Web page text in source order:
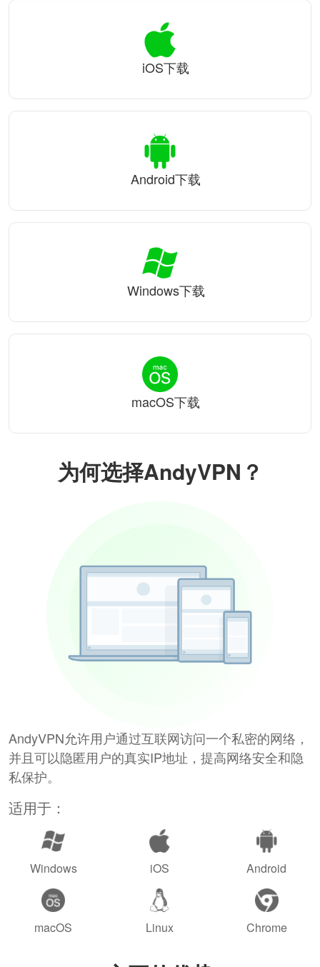
为何选择AndyVPN？
AndyVPN允许用户通过互联网访问一个私密的网络，
并且可以隐匿用户的真实IP地址，提高网络安全和隐
私保护。
适用于：
Windows iOS Android
macOS Linux Chrome
iOS下载
Android下载
Windows下载
macOS下载